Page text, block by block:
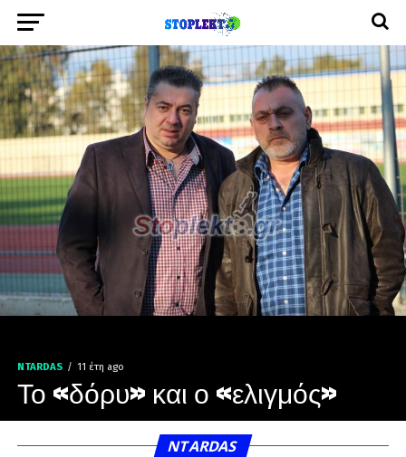
NTARDAS 11 έτη ago
Το «δόρυ» και ο «ελιγμός»
NTARDAS